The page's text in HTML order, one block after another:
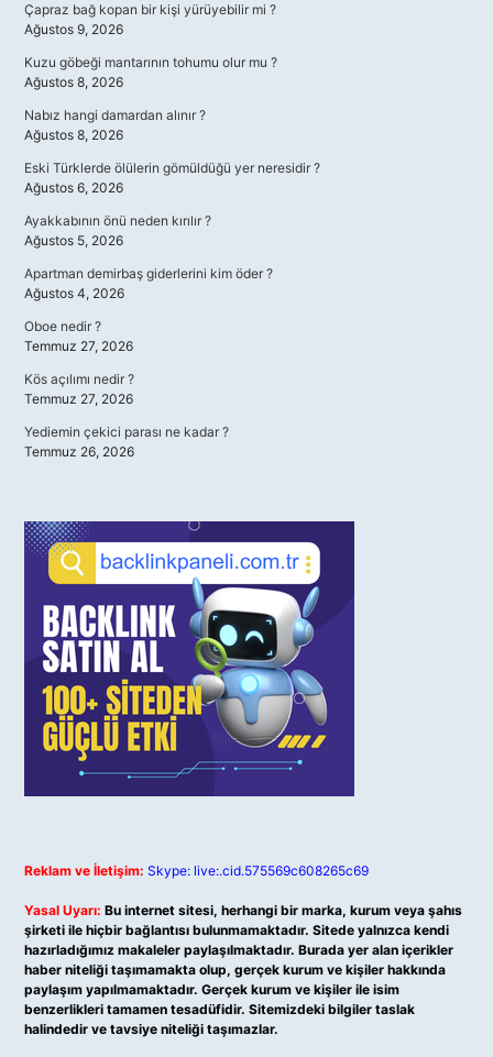
Çapraz bağ kopan bir kişi yürüyebilir mi ?
Ağustos 9, 2026
Kuzu göbeği mantarının tohumu olur mu ?
Ağustos 8, 2026
Nabız hangi damardan alınır ?
Ağustos 8, 2026
Eski Türklerde ölülerin gömüldüğü yer neresidir ?
Ağustos 6, 2026
Ayakkabının önü neden kırılır ?
Ağustos 5, 2026
Apartman demirbaş giderlerini kim öder ?
Ağustos 4, 2026
Oboe nedir ?
Temmuz 27, 2026
Kös açılımı nedir ?
Temmuz 27, 2026
Yediemin çekici parası ne kadar ?
Temmuz 26, 2026
Reklam ve İletişim: Skype: live:.cid.575569c608265c69
Yasal Uyarı: Bu internet sitesi, herhangi bir marka, kurum veya şahıs
şirketi ile hiçbir bağlantısı bulunmamaktadır. Sitede yalnızca kendi
hazırladığımız makaleler paylaşılmaktadır. Burada yer alan içerikler
haber niteliği taşımamakta olup, gerçek kurum ve kişiler hakkında
paylaşım yapılmamaktadır. Gerçek kurum ve kişiler ile isim
benzerlikleri tamamen tesadüfidir. Sitemizdeki bilgiler taslak
halindedir ve tavsiye niteliği taşımazlar.